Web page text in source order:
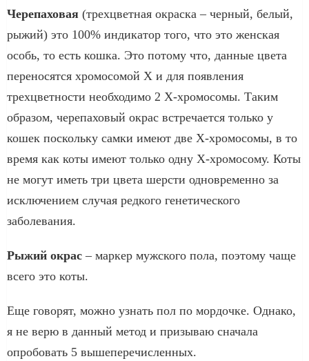
Черепаховая (трехцветная окраска – черный, белый,
рыжий) это 100% индикатор того, что это женская
особь, то есть кошка. Это потому что, данные цвета
переносятся хромосомой Х и для появления
трехцветности необходимо 2 Х-хромосомы. Таким
образом, черепаховый окрас встречается только у
кошек поскольку самки имеют две Х-хромосомы, в то
время как коты имеют только одну Х-хромосому. Коты
не могут иметь три цвета шерсти одновременно за
исключением случая редкого генетического
заболевания.
Рыжий окрас – маркер мужского пола, поэтому чаще
всего это коты.
Еще говорят, можно узнать пол по мордочке. Однако,
я не верю в данный метод и призываю сначала
опробовать 5 вышеперечисленных.